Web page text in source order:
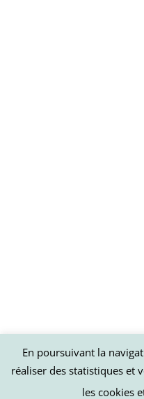
En poursuivant la
réaliser des statistiques et
les cookies